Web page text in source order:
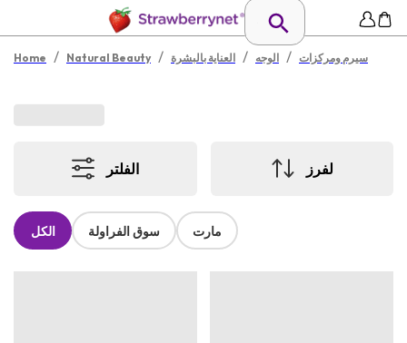
Home / Natural Beauty / العناية بالبشرة / الوجه / سيرم ومركزات
الفلتر لفرز
الكل سوق الفراولة مارت